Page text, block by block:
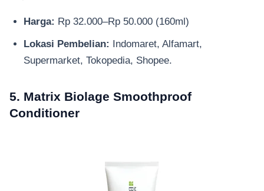
Harga: Rp 32.000–Rp 50.000 (160ml)
Lokasi Pembelian:
Indomaret, Alfamart,
Supermarket, Tokopedia, Shopee.
5. Matrix Biolage Smoothproof
Conditioner